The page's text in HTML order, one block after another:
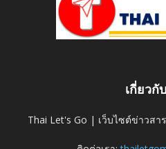
เกี่ยวกั
Thai Let's Go | เว็บไซต์ข่าวสา